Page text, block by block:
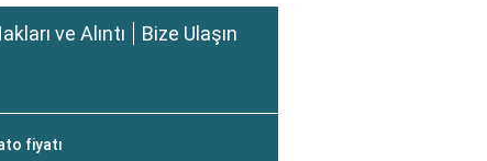
ve Alıntı Bize Ulaşın
fiyatı